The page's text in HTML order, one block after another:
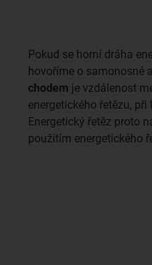
Pokud se horní dráha
hovoříme o samonosné
chodem je vzdálenost
energetického řetězu,
Energetický řetěz proto
použitím energetického